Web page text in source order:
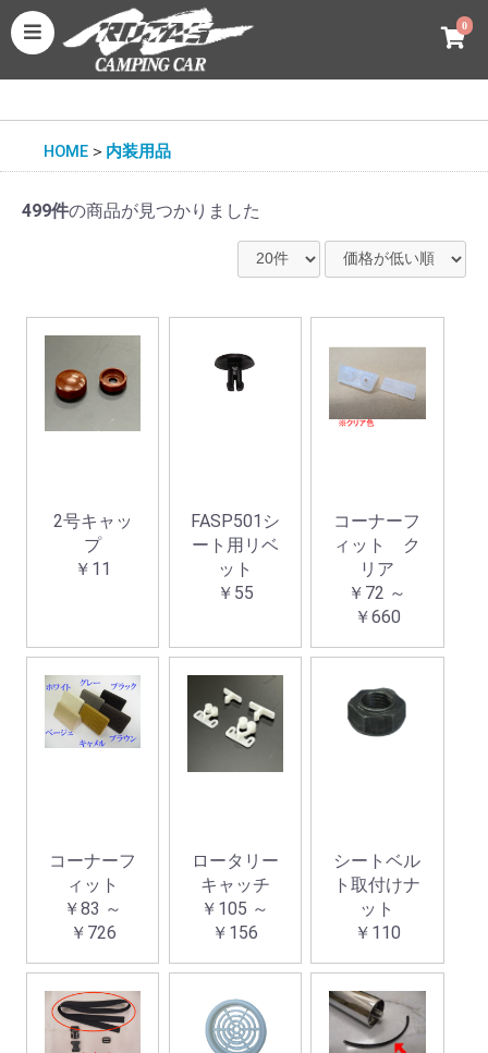
0
HOME ＞ 内装用品
499件の商品が見つかりました
2号キャッ
プ
￥11
FASP501シ
ート用リベ
ット
￥55
コーナーフ
ィット ク
リア
￥72 ～
￥660
コーナーフ
ィット
￥83 ～
￥726
ロータリー
キャッチ
￥105 ～
￥156
シートベル
ト取付けナ
ット
￥110